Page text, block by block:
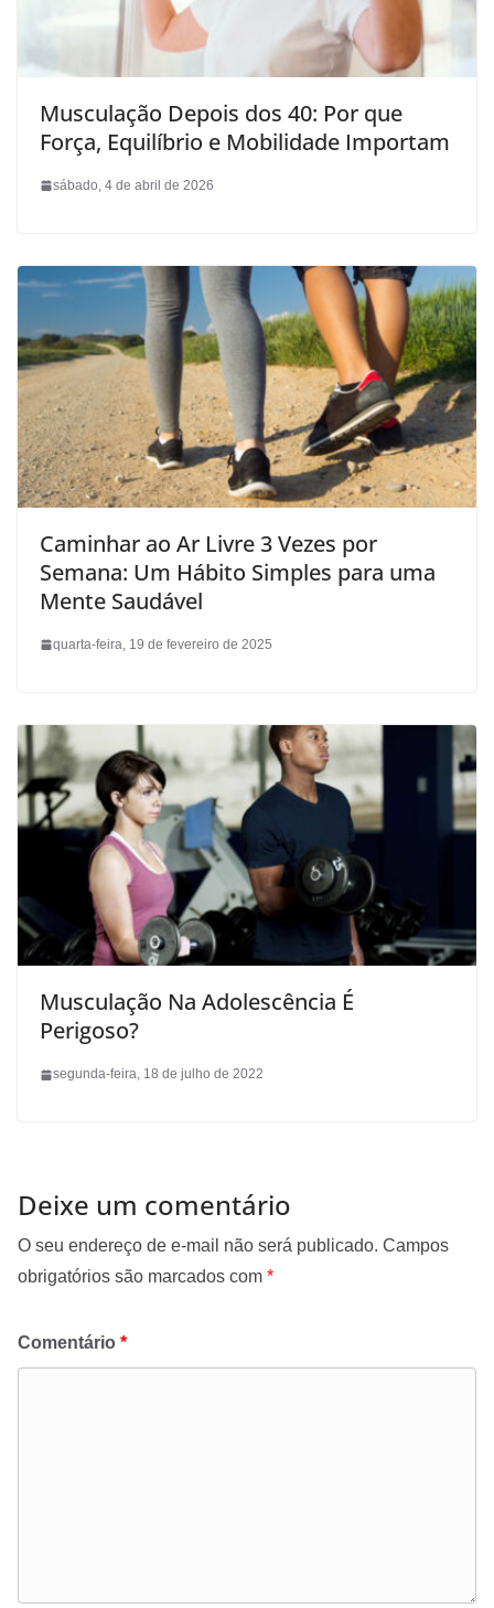
Musculação Depois dos 40: Por que
Força, Equilíbrio e Mobilidade Importam
sábado, 4 de abril de 2026
Caminhar ao Ar Livre 3 Vezes por
Semana: Um Hábito Simples para uma
Mente Saudável
quarta-feira, 19 de fevereiro de 2025
Musculação Na Adolescência É
Perigoso?
segunda-feira, 18 de julho de 2022
Deixe um comentário
O seu endereço de e-mail não será publicado. Campos
obrigatórios são marcados com *
Comentário *